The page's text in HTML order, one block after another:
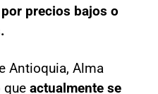
precios bajos o
Antioquia, Alma
que actualmente se